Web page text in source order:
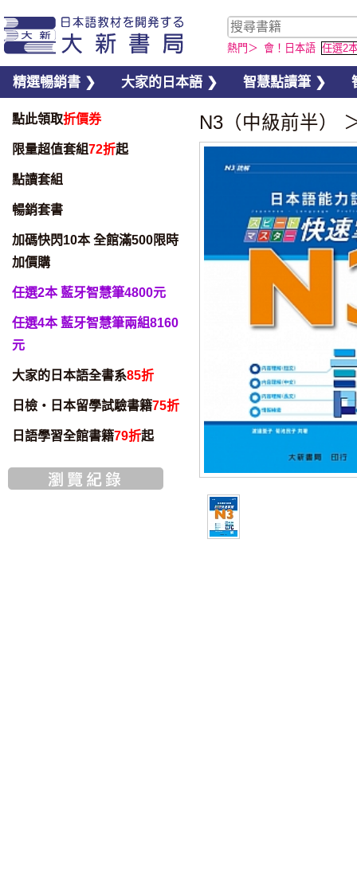
熱門＞ 會！日本語 任選2
精選暢銷書 ❯ 大家的日本語 ❯ 智慧點讀筆 ❯
點此領取折價券
限量超值套組72折起
點讀套組
暢銷套書
加碼快閃10本 全館滿500限時
加價購
任選2本 藍牙智慧筆4800元
任選4本 藍牙智慧筆兩組8160
元
大家的日本語全書系85折
日檢・日本留學試驗書籍75折
日語學習全館書籍79折起
N3（中級前半）